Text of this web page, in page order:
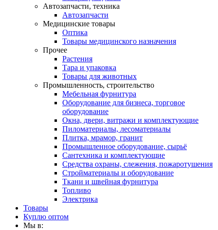
Автозапчасти, техника
Автозапчасти
Медицинские товары
Оптика
Товары медицинского назначения
Прочее
Растения
Тара и упаковка
Товары для животных
Промышленность, строительство
Мебельная фурнитура
Оборудование для бизнеса, торговое
оборудование
Окна, двери, витражи и комплектующие
Пиломатериалы, лесоматериалы
Плитка, мрамор, гранит
Промышленное оборудование, сырьё
Сантехника и комплектующие
Средства охраны, слежения, пожаротушения
Стройматериалы и оборудование
Ткани и швейная фурнитура
Топливо
Электрика
Товары
Куплю оптом
Мы в: